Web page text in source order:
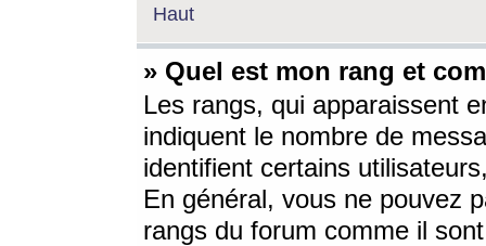
Haut
» Quel est mon rang et
Les rangs, qui apparaissent
indiquent le nombre de
identifient certains
En général, vous ne pouvez
rangs du forum comme il